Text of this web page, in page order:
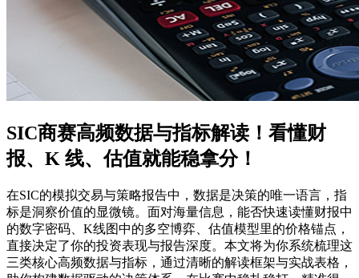
SIC商赛高频数据与指标解读！看懂财
报、K 线、估值就能稳拿分！
在SIC的模拟交易与策略报告中，数据是决策的唯一语言，指
标是洞察价值的显微镜。面对海量信息，能否快速读懂财报中
的数字密码、K线图中的多空博弈、估值模型里的价格锚点，
直接决定了你的投资表现与报告深度。本文将为你系统梳理这
三类核心高频数据与指标，通过清晰的解读框架与实战表格，